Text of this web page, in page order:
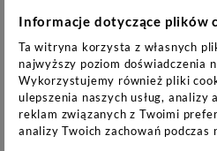
Uwagi:
Gwarancja 24 miesiące
Informacje dotyczące plików
Ta witryna korzysta z własnych
najwyższy poziom doświadczenia
Wykorzystujemy również pliki
ulepszenia naszych usług,
reklam związanych z Twoimi
analizy Twoich zachowań podczas